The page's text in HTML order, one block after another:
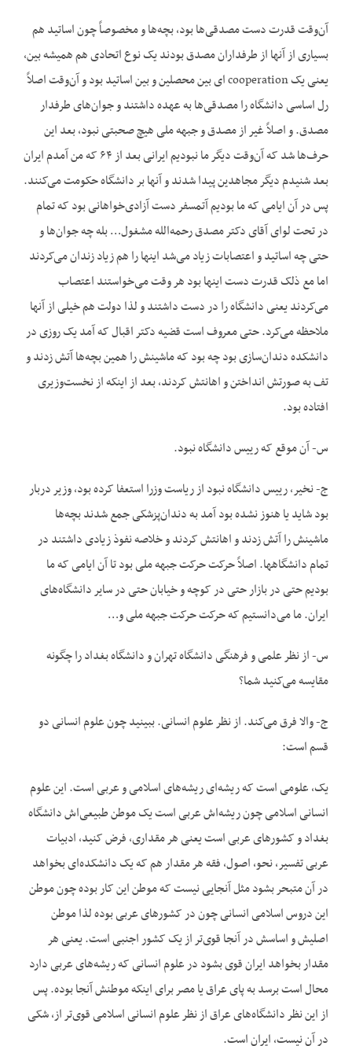
آن‌وقت قدرت دست مصدقی‌ها بود، بچه‌ها و مخصوصاً چون اساتید هم
بسیاری از آنها از طرفداران مصدق بودند یک نوع اتحادی هم همیشه بین،
یعنی یک cooperation ای بین محصلین و بین اساتید بود و آن‌وقت اصلاً
رل اساسی دانشگاه را مصدقی‌ها به عهده داشتند و جوان‌های طرفدار
مصدق. و اصلاً غیر از مصدق و جبهه ملی هیچ صحبتی نبود، بعد این
حرف‌ها شد که آن‌وقت دیگر ما نبودیم ایرانی بعد از ۶۴ که من آمدم ایران
بعد شنیدم دیگر مجاهدین پیدا شدند و آنها بر دانشگاه حکومت می‌کنند.
پس در آن ایامی که ما بودیم آتمسفر دست آزادی‌خواهانی بود که تمام
در تحت لوای آقای دکتر مصدق رحمه‌الله مشغول… بله چه جوان‌ها و
حتی چه اساتید و اعتصابات زیاد می‌شد اینها را هم زیاد زندان می‌کردند
اما مع ذلک قدرت دست اینها بود هر وقت می‌خواستند اعتصاب
می‌کردند یعنی دانشگاه را در دست داشتند و لذا دولت هم خیلی از آنها
ملاحظه می‌کرد. حتی معروف است قضیه دکتر اقبال که آمد یک روزی در
دانشکده دندان‌سازی بود چه بود که ماشینش را همین بچه‌ها آتش زدند و
تف به صورتش انداختن و اهانتش کردند، بعد از اینکه از نخست‌وزیری
افتاده بود.
س- آن موقع که رییس دانشگاه نبود.
ج- نخیر، رییس دانشگاه نبود از ریاست وزرا استعفا کرده بود، وزیر دربار
بود شاید یا هنوز نشده بود آمد به دندان‌پزشکی جمع شدند بچه‌ها
ماشینش را آتش زدند و اهانتش کردند و خلاصه نفوذ زیادی داشتند در
تمام دانشگاهها. اصلاً حرکت حرکت جبهه ملی بود تا آن ایامی که ما
بودیم حتی در بازار حتی در کوچه و خیابان حتی در سایر دانشگاه‌های
ایران. ما می‌دانستیم که حرکت حرکت جبهه ملی و…
س- از نظر علمی و فرهنگی دانشگاه تهران و دانشگاه بغداد را چگونه
مقایسه می‌کنید شما؟
ج- والا فرق می‌کند. از نظر علوم انسانی. ببینید چون علوم انسانی دو
قسم است:
یک، علومی است که ریشه‌ای ریشه‌‌های اسلامی و عربی است. این علوم
انسانی اسلامی چون ریشه‌اش عربی است یک موطن طبیعی‌اش دانشگاه
بغداد و کشور‌های عربی است یعنی هر مقداری، فرض کنید، ادبیات
عربی تفسیر، نحو، اصول، فقه هر مقدار هم که یک دانشکده‌ای بخواهد
در آن متبحر بشود مثل آنجایی نیست که موطن این کار بوده چون موطن
این دروس اسلامی انسانی چون در کشور‌های عربی بوده لذا موطن
اصلیش و اساسش در آنجا قوی‌تر از یک کشور اجنبی است. یعنی هر
مقدار بخواهد ایران قوی بشود در علوم انسانی که ریشه‌‌های عربی دارد
محال است برسد به پای عراق یا مصر برای اینکه موطنش آنجا بوده. پس
از این نظر دانشگاه‌های عراق از نظر علوم انسانی اسلامی قوی‌تر از، شکی
در آن نیست، ایران است.